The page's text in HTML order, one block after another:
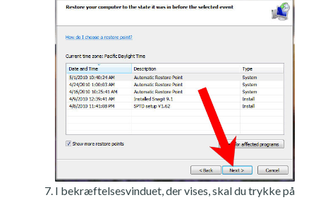
I bekræftelsesvinduet, der vises, skal du trykke på